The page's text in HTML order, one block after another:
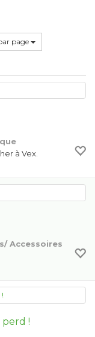
page
à Vex.
Accessoires
!